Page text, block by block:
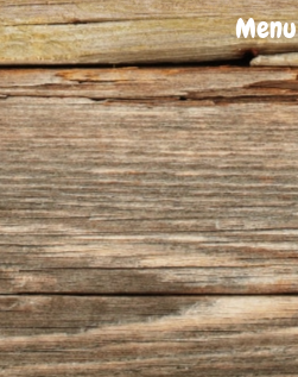
Menu